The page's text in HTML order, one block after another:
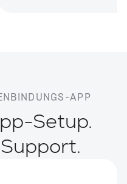
APP
Setup.